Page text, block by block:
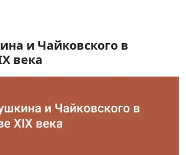
и Чайковского в
века